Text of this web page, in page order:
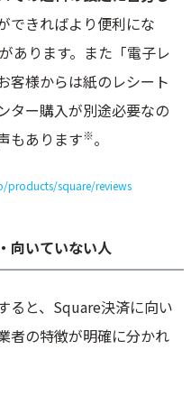
できればより便利にな
あります。また「電子レ
客様からは紙のレシート
ター購入が別途必要なの
もあります※。
products/square/reviews
向いていない人
ると、Square決済に向い
者の特徴が明確に分かれ